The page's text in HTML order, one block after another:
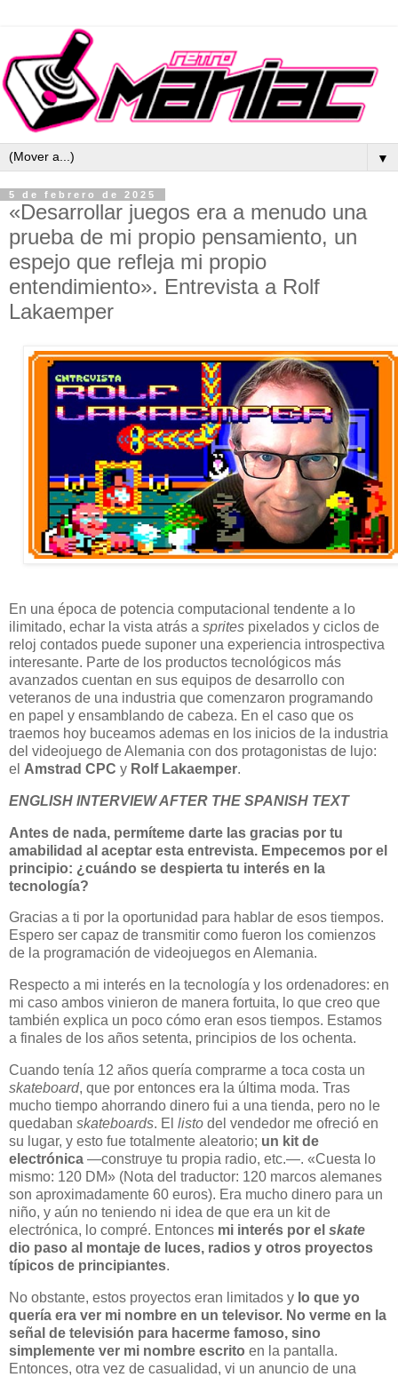
▼
5 de febrero de 2025
«Desarrollar juegos era a menudo una
prueba de mi propio pensamiento, un
espejo que refleja mi propio
entendimiento». Entrevista a Rolf
Lakaemper
En una época de potencia computacional tendente a lo
ilimitado, echar la vista atrás a sprites pixelados y ciclos de
reloj contados puede suponer una experiencia introspectiva
interesante. Parte de los productos tecnológicos más
avanzados cuentan en sus equipos de desarrollo con
veteranos de una industria que comenzaron programando
en papel y ensamblando de cabeza. En el caso que os
traemos hoy buceamos ademas en los inicios de la industria
del videojuego de Alemania con dos protagonistas de lujo:
el Amstrad CPC y Rolf Lakaemper.
ENGLISH INTERVIEW AFTER THE SPANISH TEXT
Antes de nada, permíteme darte las gracias por tu
amabilidad al aceptar esta entrevista. Empecemos por el
principio: ¿cuándo se despierta tu interés en la
tecnología?
Gracias a ti por la oportunidad para hablar de esos tiempos.
Espero ser capaz de transmitir como fueron los comienzos
de la programación de videojuegos en Alemania.
Respecto a mi interés en la tecnología y los ordenadores: en
mi caso ambos vinieron de manera fortuita, lo que creo que
también explica un poco cómo eran esos tiempos. Estamos
a finales de los años setenta, principios de los ochenta.
Cuando tenía 12 años quería comprarme a toca costa un
skateboard, que por entonces era la última moda. Tras
mucho tiempo ahorrando dinero fui a una tienda, pero no le
quedaban skateboards. El listo del vendedor me ofreció en
su lugar, y esto fue totalmente aleatorio; un kit de
electrónica —construye tu propia radio, etc.—. «Cuesta lo
mismo: 120 DM» (Nota del traductor: 120 marcos alemanes
son aproximadamente 60 euros). Era mucho dinero para un
niño, y aún no teniendo ni idea de que era un kit de
electrónica, lo compré. Entonces mi interés por el skate
dio paso al montaje de luces, radios y otros proyectos
típicos de principiantes.
No obstante, estos proyectos eran limitados y lo que yo
quería era ver mi nombre en un televisor. No verme en la
señal de televisión para hacerme famoso, sino
simplemente ver mi nombre escrito en la pantalla.
Entonces, otra vez de casualidad, vi un anuncio de una